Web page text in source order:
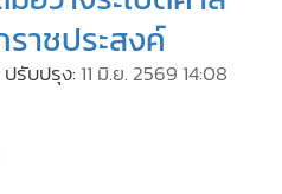
าชประสงค์
ปรับปรุง: 11 มิ.ย. 2569 14:08